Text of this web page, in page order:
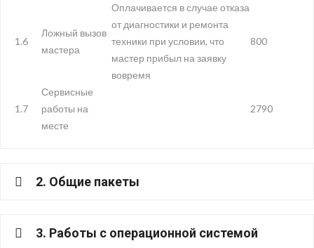
1.6
Ложный вызов
мастера
Оплачивается в случае отказа
от диагностики и ремонта
техники при условии, что
мастер прибыл на заявку
вовремя
800
1.7
Сервисные
работы на
месте
2790
2. Общие пакеты
3. Работы с операционной системой